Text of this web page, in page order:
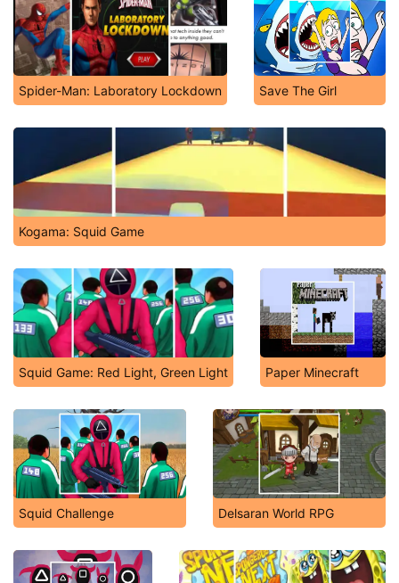
Spider-Man: Laboratory Lockdown Save The Girl
Kogama: Squid Game
Squid Game: Red Light, Green Light Paper Minecraft
Squid Challenge Delsaran World RPG